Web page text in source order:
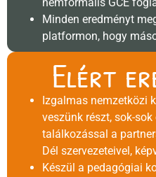
nemformális GCE
Minden eredményt
platformon, hogy
Elért
Izgalmas nemzetközi
veszünk részt, sok-
találkozással a
Dél szervezeteivel,
Készül a pedagógiai